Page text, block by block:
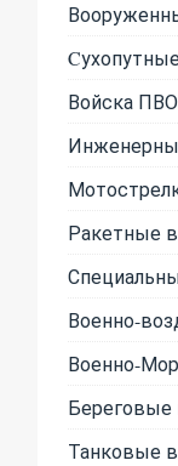
Войска ПВО
Ракетные
Военно-
Военно-
Береговые
Танковые